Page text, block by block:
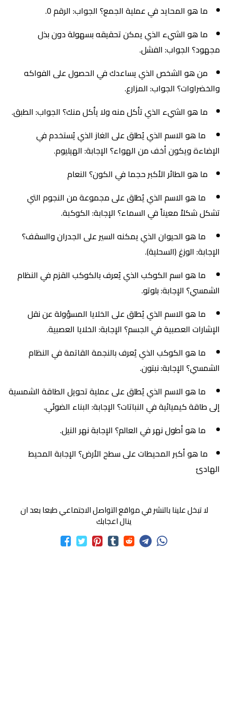
ما هو المحايد في عملية الجمع؟ الجواب: الرقم 0.
ما هو الشيء الذي يمكن تحقيقه بسهولة دون بذل
مجهود؟ الجواب: الفشل.
من هو الشخص الذي يساعدك في الحصول على الفواكه
والخضراوات؟ الجواب: المزارع.
ما هو الشيء الذي تأكل منه ولا يأكل منك؟ الجواب: الطبق.
ما هو الاسم الذي يُطلق على الغاز الذي يُستخدم في
الإضاءة ويكون أخف من الهواء؟ الإجابة: الهيليوم.
ما هو الطائر الأكبر حجما في الكون؟ النعام
ما هو الاسم الذي يُطلق على مجموعة من النجوم التي
تشكل شكلاً معيناً في السماء؟ الإجابة: الكوكبة.
ما هو الحيوان الذي يمكنه السير على الجدران والسقف؟
الإجابة: الوزغ (السحلية).
ما هو اسم الكوكب الذي يُعرف بالكوكب القزم في النظام
الشمسي؟ الإجابة: بلوتو.
ما هو الاسم الذي يُطلق على الخلايا المسؤولة عن نقل
الإشارات العصبية في الجسم؟ الإجابة: الخلايا العصبية.
ما هو الكوكب الذي يُعرف بالنجمة القاتمة في النظام
الشمسي؟ الإجابة: نبتون.
ما هو الاسم الذي يُطلق على عملية تحويل الطاقة الشمسية
إلى طاقة كيميائية في النباتات؟ الإجابة: البناء الضوئي.
ما هو أطول نهر في العالم؟ الإجابة نهر النيل.
ما هو أكبر المحيطات على سطح الأرض؟ الإجابة المحيط
الهادئ
لا تبخل علينا بالنشر في مواقع التواصل الاجتماعي طبعا بعد ان
ينال اعجابك